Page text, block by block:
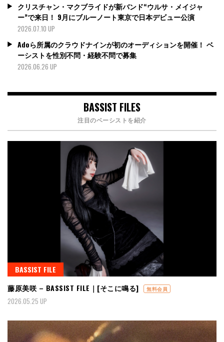
クリスチャン・マクブライドが新バンド“ウルサ・メイジャ
ー”で来日！ 9月にブルーノート東京で日本デビュー公演
2026.07.10 UP
Adoら所属のクラウドナインが初のオーディションを開催！ ベ
ーシストを性別不問・経験不問で募集
2026.06.26 UP
BASSIST FILES
注目のベーシストを紹介
BASSIST FILE
藤原美咲 – BASSIST FILE｜[そこに鳴る]
無料会員
2026.05.25 UP